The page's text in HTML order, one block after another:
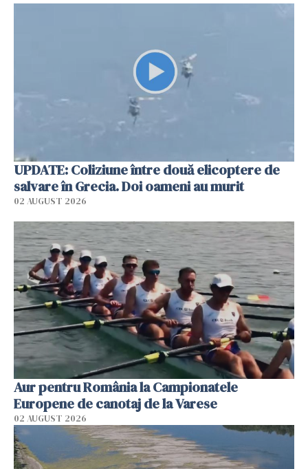
UPDATE: Coliziune între două elicoptere de
salvare în Grecia. Doi oameni au murit
02 AUGUST 2026
Aur pentru România la Campionatele
Europene de canotaj de la Varese
02 AUGUST 2026